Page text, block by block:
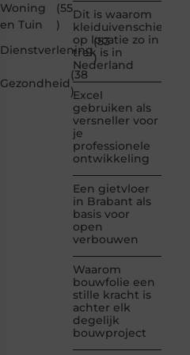
Woning
en Tuin
(55
)
Dienstverlening
(53
)
Gezondheid
(38
)
Dit is waarom
kleiduivenschieten
op locatie zo in
trek is in
Nederland
Excel
gebruiken als
versneller voor
je
professionele
ontwikkeling
Een gietvloer
in Brabant als
basis voor
open
verbouwen
Waarom
bouwfolie een
stille kracht is
achter elk
degelijk
bouwproject